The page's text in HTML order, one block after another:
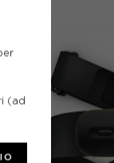
(ad